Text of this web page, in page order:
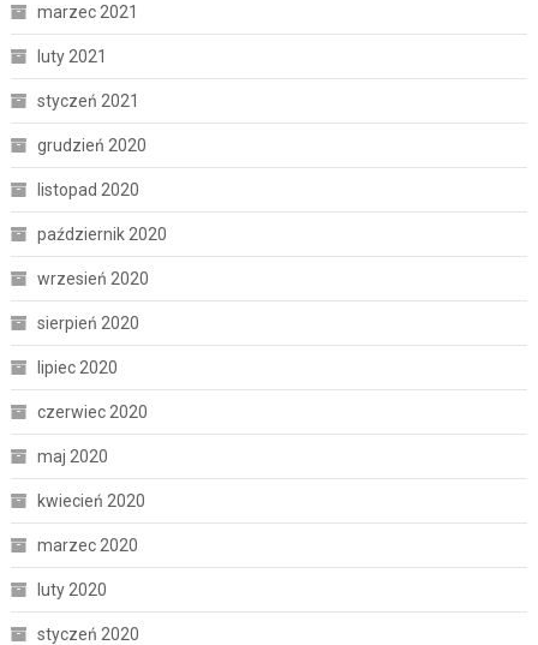
marzec 2021
luty 2021
styczeń 2021
grudzień 2020
listopad 2020
październik 2020
wrzesień 2020
sierpień 2020
lipiec 2020
czerwiec 2020
maj 2020
kwiecień 2020
marzec 2020
luty 2020
styczeń 2020